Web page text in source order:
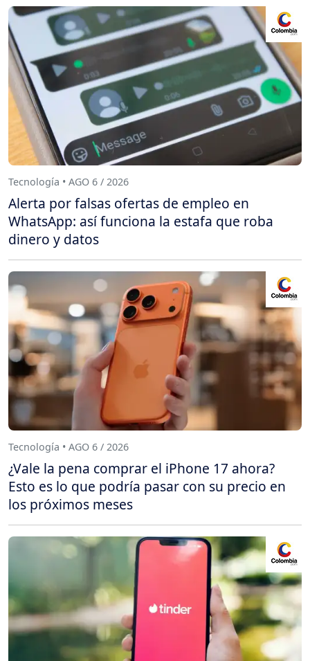
Tecnología • AGO 6 / 2026
Alerta por falsas ofertas de empleo en
WhatsApp: así funciona la estafa que roba
dinero y datos
Tecnología • AGO 6 / 2026
¿Vale la pena comprar el iPhone 17 ahora?
Esto es lo que podría pasar con su precio en
los próximos meses